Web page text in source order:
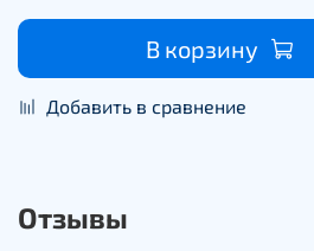
В корзину
Добавить в сравнение
Отзывы